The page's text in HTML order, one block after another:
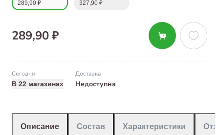
289,90 ₽ 327,90 ₽
289,90 ₽
Сегодня
В 22 магазинах
Доставка
Недоступна
Описание Состав Характеристики